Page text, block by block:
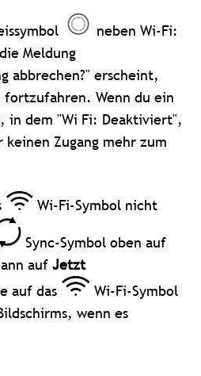
neben Wi-Fi:
Meldung
abbrechen?" erscheint,
fortzufahren. Wenn du ein
in dem "Wi Fi: Deaktiviert",
keinen Zugang mehr zum
Wi-Fi-Symbol nicht
Sync-Symbol oben auf
aufJetzt
auf das
Wi-Fi-Symbol
wenn es